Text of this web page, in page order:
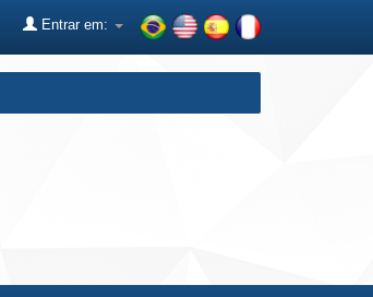
Entrar em: